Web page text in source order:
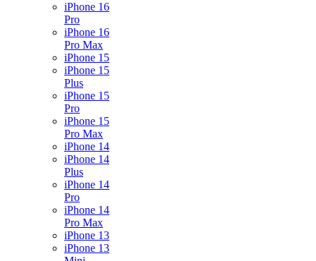
iPhone 16
Pro
iPhone 16
Pro Max
iPhone 15
iPhone 15
Plus
iPhone 15
Pro
iPhone 15
Pro Max
iPhone 14
iPhone 14
Plus
iPhone 14
Pro
iPhone 14
Pro Max
iPhone 13
iPhone 13